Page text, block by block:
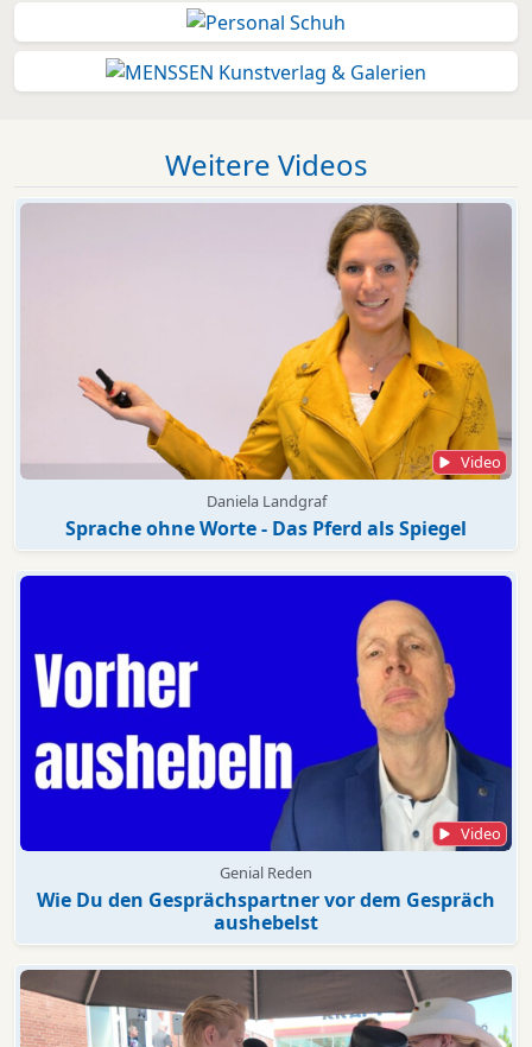
Weitere Videos
Video
Daniela Landgraf
Sprache ohne Worte - Das Pferd als Spiegel
Video
Genial Reden
Wie Du den Gesprächspartner vor dem Gespräch
aushebelst